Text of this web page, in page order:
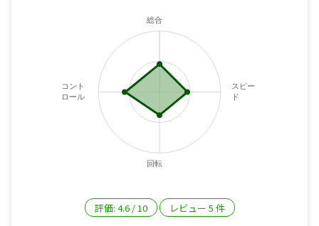
総合
スピー
ド
回転
コント
ロール
評価: 4.6/10 レビュー 5 件